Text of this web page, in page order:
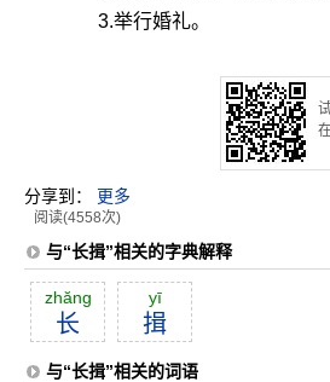
3.举行婚礼。
分享到： 更多
阅读(4558次)
与“长揖”相关的字典解释
zhăng
长
yī
揖
与“长揖”相关的词语